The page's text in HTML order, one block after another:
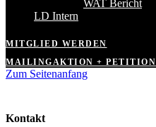
WAT Bericht
LD Intern
MITGLIED WERDEN
MAILINGAKTION + PETITION
Zum Seitenanfang
Kontakt